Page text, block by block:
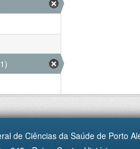
de Ciências da Saúde de Porto